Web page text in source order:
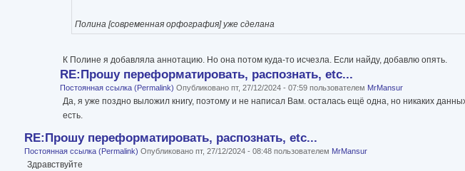
Полина [современная орфография] уже сделана
К Полине я добавляла аннотацию. Но она потом куда-то исчезла. Если найду, добавлю опять.
RE:Прошу переформатировать, распознать, etc...
Постоянная ссылка (Permalink) Опубликовано пт, 27/12/2024 - 07:59 пользователем MrMansur
Да, я уже поздно выложил книгу, поэтому и не написал Вам. осталась ещё одна, но никаких
есть.
RE:Прошу переформатировать, распознать, etc...
Постоянная ссылка (Permalink) Опубликовано пт, 27/12/2024 - 08:48 пользователем MrMansur
Здравствуйте